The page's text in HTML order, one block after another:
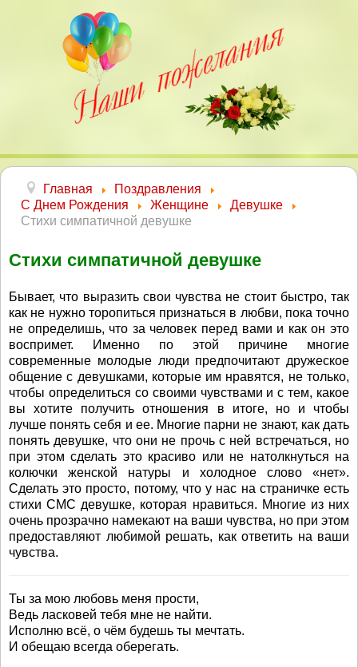
Главная
Поздравления
С Днем Рождения
Женщине
Девушке
Стихи симпатичной девушке
Стихи симпатичной девушке
Бывает, что выразить свои чувства не стоит быстро, так
как не нужно торопиться признаться в любви, пока точно
не определишь, что за человек перед вами и как он это
воспримет. Именно по этой причине многие
современные молодые люди предпочитают дружеское
общение с девушками, которые им нравятся, не только,
чтобы определиться со своими чувствами и с тем, какое
вы хотите получить отношения в итоге, но и чтобы
лучше понять себя и ее. Многие парни не знают, как дать
понять девушке, что они не прочь с ней встречаться, но
при этом сделать это красиво или не натолкнуться на
колючки женской натуры и холодное слово «нет».
Сделать это просто, потому, что у нас на страничке есть
стихи СМС девушке, которая нравиться. Многие из них
очень прозрачно намекают на ваши чувства, но при этом
предоставляют любимой решать, как ответить на ваши
чувства.
Ты за мою любовь меня прости,
Ведь ласковей тебя мне не найти.
Исполню всё, о чём будешь ты мечтать.
И обещаю всегда оберегать.